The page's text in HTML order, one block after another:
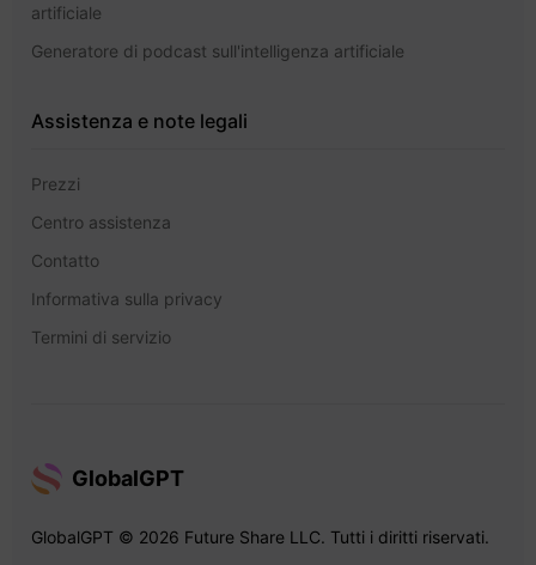
artificiale
Generatore di podcast sull'intelligenza artificiale
Assistenza e note legali
Prezzi
Centro assistenza
Contatto
Informativa sulla privacy
Termini di servizio
GlobalGPT
GlobalGPT © 2026 Future Share LLC. Tutti i diritti riservati.